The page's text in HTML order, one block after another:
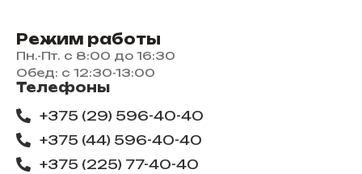
Режим работы
Пн.-Пт. с 8:00 до 16:30
Обед: с 12:30-13:00
Телефоны
+375 (29) 596-40-40
+375 (44) 596-40-40
+375 (225) 77-40-40